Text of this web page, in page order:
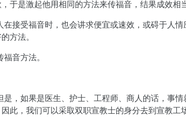
于是激起他用相同的方法来传福音，结果成效相
接受福音时，也会讲求便宜或速效，或碍于人
方法。
音方法。
，如果是医生、护士、工程师、商人的话，事
此，我们可以采取双职宣教士的身分去到宣教工场